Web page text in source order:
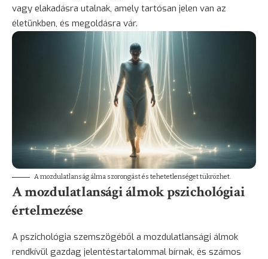
vagy elakadásra utalnak, amely tartósan jelen van az
életünkben, és megoldásra vár.
A mozdulatlanság álma szorongást és tehetetlenséget tükrözhet.
A mozdulatlansági álmok pszichológiai
értelmezése
A pszichológia szemszögéből a mozdulatlansági álmok
rendkívül gazdag jelentéstartalommal bírnak, és számos